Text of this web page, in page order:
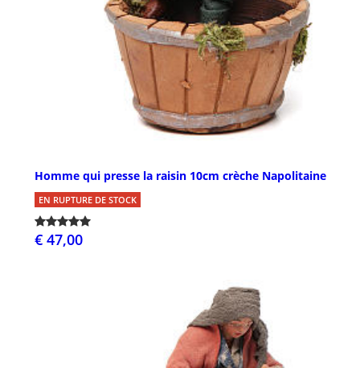
Homme qui presse la raisin 10cm crèche Napolitaine
EN RUPTURE DE STOCK
€ 47,00